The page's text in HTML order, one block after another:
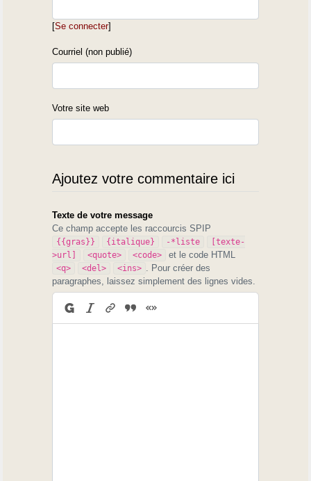
[Se connecter]
Courriel (non publié)
Votre site web
Ajoutez votre commentaire ici
Texte de votre message
Ce champ accepte les raccourcis SPIP
{{gras}} {italique} -*liste
[texte-
>url]
<quote> <code> et le code HTML
<q> <del> <ins>
. Pour créer des
paragraphes, laissez simplement des lignes vides.